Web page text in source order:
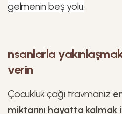
gelmenin beş yolu.
nsanlarla
verin
Çocukluk çağı travmanız
miktarını hayatta kalmak